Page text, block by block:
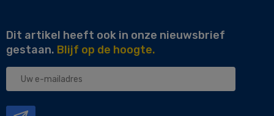
Dit artikel heeft ook in onze nieuwsbrief
gestaan. Blijf op de hoogte.
Uw